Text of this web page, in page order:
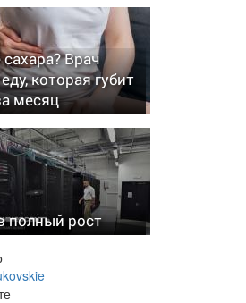
Врач
которая губит
месяц
полный рост